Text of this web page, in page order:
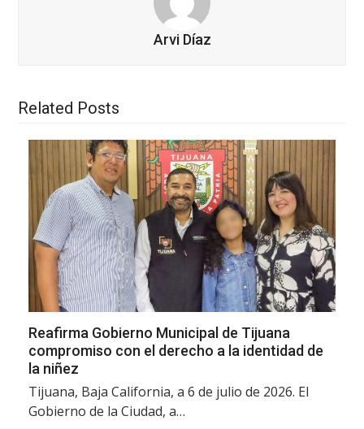
Arvi Díaz
Related Posts
Reafirma Gobierno Municipal de Tijuana
compromiso con el derecho a la identidad de
la niñez
Tijuana, Baja California, a 6 de julio de 2026. El
Gobierno de la Ciudad, a…